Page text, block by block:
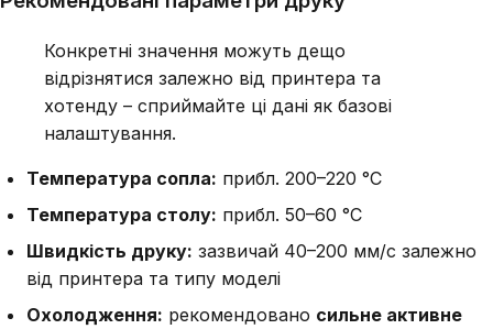
Конкретні значення можуть дещо
відрізнятися залежно від принтера та
хотенду – сприймайте ці дані як базові
налаштування.
Температура сопла: прибл. 200–220 °C
Температура столу: прибл. 50–60 °C
Швидкість друку: зазвичай 40–200 мм/с залежно
від принтера та типу моделі
Охолодження: рекомендовано сильне активне